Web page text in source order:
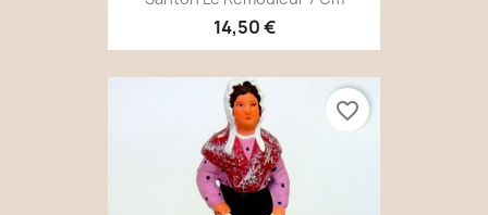
14,50 €
favorite_border